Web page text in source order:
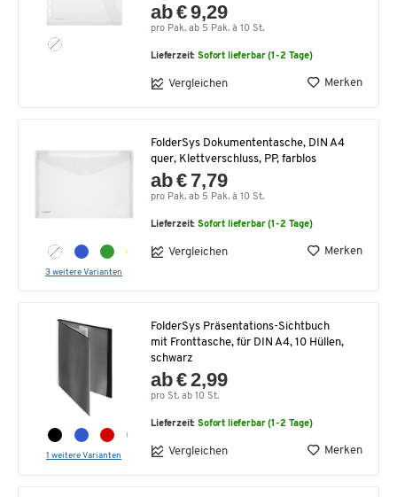
ab € 9,29
pro Pak. ab 5 Pak. à 10 St.
Lieferzeit:Sofort lieferbar (1-2 Tage)
Vergleichen Merken
3 weitere Varianten
FolderSys Dokumententasche, DIN A4
quer, Klettverschluss, PP, farblos
ab € 7,79
pro Pak. ab 5 Pak. à 10 St.
Lieferzeit:Sofort lieferbar (1-2 Tage)
Vergleichen Merken
1 weitere Varianten
FolderSys Präsentations-Sichtbuch
mit Fronttasche, für DIN A4, 10 Hüllen,
schwarz
ab € 2,99
pro St. ab 10 St.
Lieferzeit:Sofort lieferbar (1-2 Tage)
Vergleichen Merken